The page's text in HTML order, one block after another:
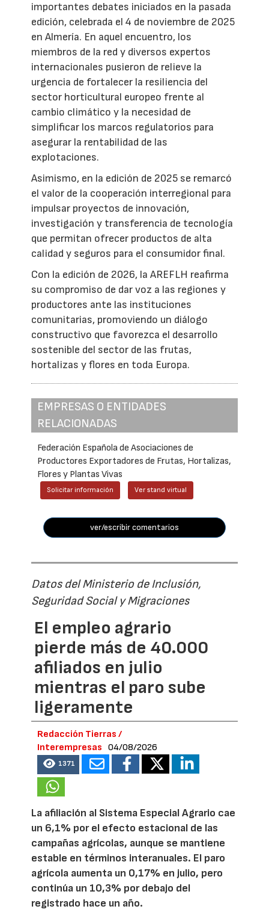
importantes debates iniciados en la pasada
edición, celebrada el 4 de noviembre de 2025
en Almería. En aquel encuentro, los
miembros de la red y diversos expertos
internacionales pusieron de relieve la
urgencia de fortalecer la resiliencia del
sector horticultural europeo frente al
cambio climático y la necesidad de
simplificar los marcos regulatorios para
asegurar la rentabilidad de las
explotaciones.
Asimismo, en la edición de 2025 se remarcó
el valor de la cooperación interregional para
impulsar proyectos de innovación,
investigación y transferencia de tecnología
que permitan ofrecer productos de alta
calidad y seguros para el consumidor final.
Con la edición de 2026, la AREFLH reafirma
su compromiso de dar voz a las regiones y
productores ante las instituciones
comunitarias, promoviendo un diálogo
constructivo que favorezca el desarrollo
sostenible del sector de las frutas,
hortalizas y flores en toda Europa.
EMPRESAS O ENTIDADES
RELACIONADAS
Federación Española de Asociaciones de
Productores Exportadores de Frutas, Hortalizas,
Flores y Plantas Vivas
Solicitar información Ver stand virtual
ver/escribir comentarios
Datos del Ministerio de Inclusión,
Seguridad Social y Migraciones
El empleo agrario
pierde más de 40.000
afiliados en julio
mientras el paro sube
ligeramente
Redacción Tierras /
Interempresas
04/08/2026
1371
La afiliación al Sistema Especial Agrario cae
un 6,1% por el efecto estacional de las
campañas agrícolas, aunque se mantiene
estable en términos interanuales. El paro
agrícola aumenta un 0,17% en julio, pero
continúa un 10,3% por debajo del
registrado hace un año.